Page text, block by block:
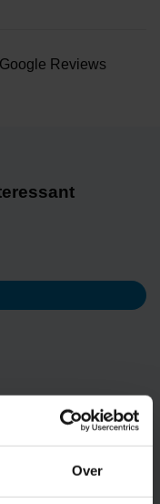
Over
Reviews
rivier de IJssel in de
Hanzestad, wat in de
handelsnetwerk
deel uitmaakten van